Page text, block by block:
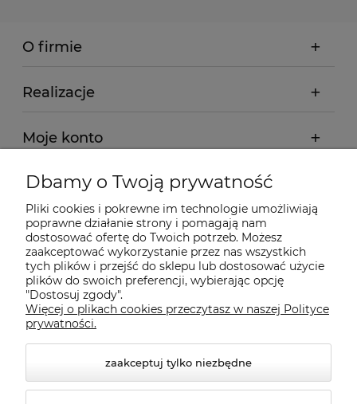
O firmie
Realizacje
Moje konto
Regulamin
Dostawa - realizacja
Gwarancja i zwroty
Pomoc
Dbamy o Twoją prywatność
Pliki cookies i pokrewne im technologie umożliwiają
poprawne działanie strony i pomagają nam
dostosować ofertę do Twoich potrzeb. Możesz
zaakceptować wykorzystanie przez nas wszystkich
tych plików i przejść do sklepu lub dostosować użycie
plików do swoich preferencji, wybierając opcję
"Dostosuj zgody".
Więcej o plikach cookies przeczytasz w naszej Polityce
prywatności.
zaakceptuj tylko niezbędne